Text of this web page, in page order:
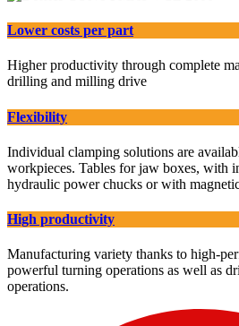
Lower costs per part
Higher productivity through complete
drilling and milling drive
Flexibility
Individual clamping solutions are
workpieces. Tables for jaw boxes, with
hydraulic power chucks or with
High productivity
Manufacturing variety thanks to high-
powerful turning operations as well as
operations.